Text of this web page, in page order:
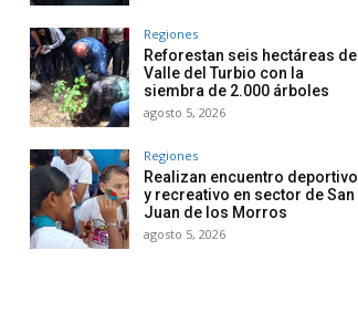
Regiones
Reforestan seis hectáreas del
Valle del Turbio con la
siembra de 2.000 árboles
agosto 5, 2026
Regiones
Realizan encuentro deportivo
y recreativo en sector de San
Juan de los Morros
agosto 5, 2026